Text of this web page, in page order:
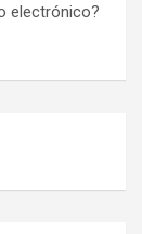
electrónico?